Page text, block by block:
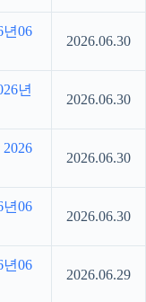
06
2026.06.30
년
2026.06.30
2026.06.30
06
2026.06.30
06
2026.06.29